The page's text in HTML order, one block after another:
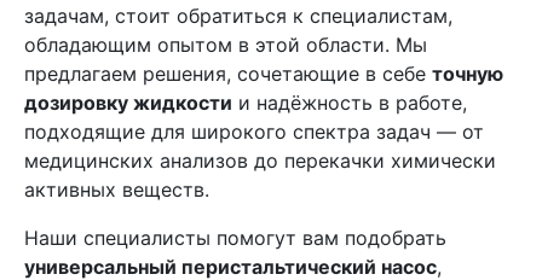
задачам, стоит обратиться к специалистам,
обладающим опытом в этой области. Мы
предлагаем решения, сочетающие в себе точную
дозировку жидкости и надёжность в работе,
подходящие для широкого спектра задач — от
медицинских анализов до перекачки химически
активных веществ.
Наши специалисты помогут вам подобрать
универсальный перистальтический насос,